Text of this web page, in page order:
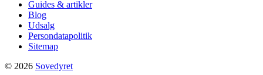
Guides & artikler
Blog
Udsalg
Persondatapolitik
Sitemap
© 2026 Sovedyret